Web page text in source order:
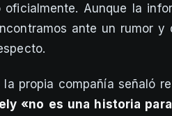
oficialmente. Aunque la
ante un rumor y
la propia compañía señaló
«no es una historia